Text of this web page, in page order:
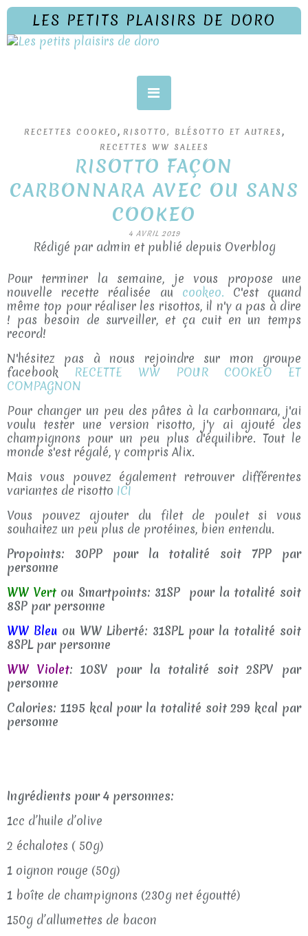
LES PETITS PLAISIRS DE DORO
RECETTES COOKEO , RISOTTO, BLÉSOTTO ET AUTRES ,
RECETTES WW SALEES
RISOTTO FAÇON
CARBONNARA AVEC OU SANS
COOKEO
4 AVRIL 2019
Rédigé par admin et publié depuis Overblog
Pour terminer la semaine, je vous propose une
nouvelle recette réalisée au cookeo. C'est quand
même top pour réaliser les risottos, il n'y a pas à dire
! pas besoin de surveiller, et ça cuit en un temps
record!
N'hésitez pas à nous rejoindre sur mon groupe
facebook RECETTE WW POUR COOKEO ET
COMPAGNON
Pour changer un peu des pâtes à la carbonnara, j'ai
voulu tester une version risotto, j'y ai ajouté des
champignons pour un peu plus d'équilibre. Tout le
monde s'est régalé, y compris Alix.
Mais vous pouvez également retrouver différentes
variantes de risotto ICI
Vous pouvez ajouter du filet de poulet si vous
souhaitez un peu plus de protéines, bien entendu.
Propoints: 30PP pour la totalité soit 7PP par
personne
WW Vertou Smartpoints: 31SP pour la totalité soit
8SP par personne
WW Bleu ou WW Liberté: 31SPL pour la totalité soit
8SPL par personne
WW Violet: 10SV pour la totalité soit 2SPV par
personne
Calories: 1195 kcal pour la totalité soit 299 kcal par
personne
Ingrédients pour 4 personnes:
1cc d’huile d’olive
2 échalotes ( 50g)
1 oignon rouge (50g)
1 boîte de champignons (230g net égoutté)
150g d’allumettes de bacon